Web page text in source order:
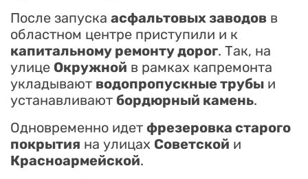
После запуска асфальтовых заводов в
областном центре приступили и к
капитальному ремонту дорог. Так, на
улице Окружной в рамках капремонта
укладывают водопропускные трубы и
устанавливают бордюрный камень.
Одновременно идет фрезеровка старого
покрытия на улицах Советской и
Красноармейской.